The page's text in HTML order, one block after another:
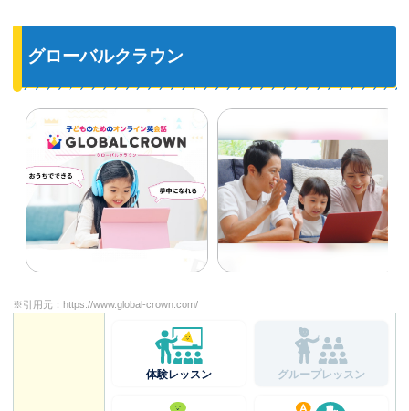
グローバルクラウン
※引用元： https://www.global-crown.com/
体験レッスン グループレッスン